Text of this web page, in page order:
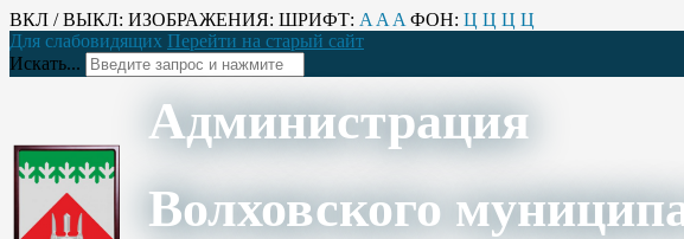
ВКЛ / ВЫКЛ: ИЗОБРАЖЕНИЯ: ШРИФТ: A A A ФОН: Ц Ц Ц Ц
Для слабовидящих Перейти на старый сайт
Искать...
Администрация
Волховского